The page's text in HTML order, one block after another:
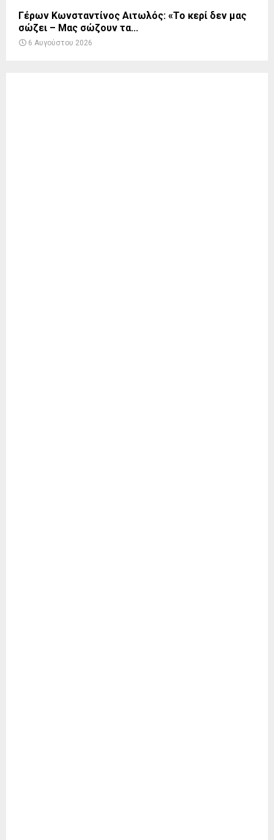
Γέρων Κωνσταντίνος Αιτωλός: «Το κερί δεν μας
σώζει – Μας σώζουν τα...
6 Αυγούστου 2026